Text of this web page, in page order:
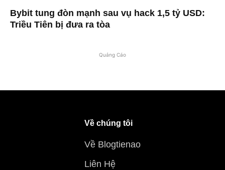
Bybit tung đòn mạnh sau vụ hack 1,5 tỷ USD:
Triều Tiên bị đưa ra tòa
Quảng Cáo
Về chúng tôi
Về Blogtienao
Liên Hệ